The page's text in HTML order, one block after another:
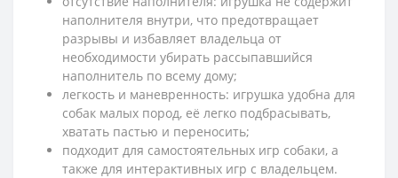
наполнителя внутри, что предотвращает
разрывы и избавляет владельца от
необходимости убирать рассыпавшийся
наполнитель по всему дому;
легкость и маневренность: игрушка удобна для
собак малых пород, её легко подбрасывать,
хватать пастью и переносить;
подходит для самостоятельных игр собаки, а
также для интерактивных игр с владельцем.